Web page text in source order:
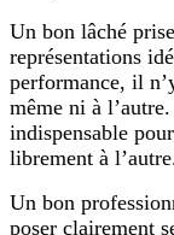
Un bon lâché
représentations
performance, il
même ni à
indispensable
librement à
Un bon
poser clairement